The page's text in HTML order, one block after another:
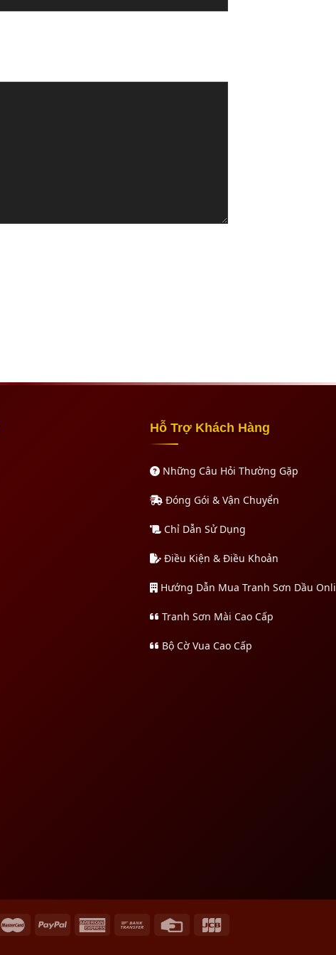
Hỗ Trợ Khách Hàng
Những Câu Hỏi Thường Gặp
Đóng Gói & Vận Chuyển
Chỉ Dẫn Sử Dụng
Điều Kiện & Điều Khoản
Hướng Dẫn Mua Tranh Sơn Dầu
Tranh Sơn Mài Cao Cấp
Bộ Cờ Vua Cao Cấp